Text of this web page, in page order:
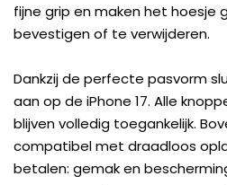
fijne grip en maken het hoesje
bevestigen of te verwijderen.
Dankzij de perfecte pasvorm
aan op de iPhone 17. Alle
blijven volledig toegankelijk.
compatibel met draadloos
betalen: gemak en